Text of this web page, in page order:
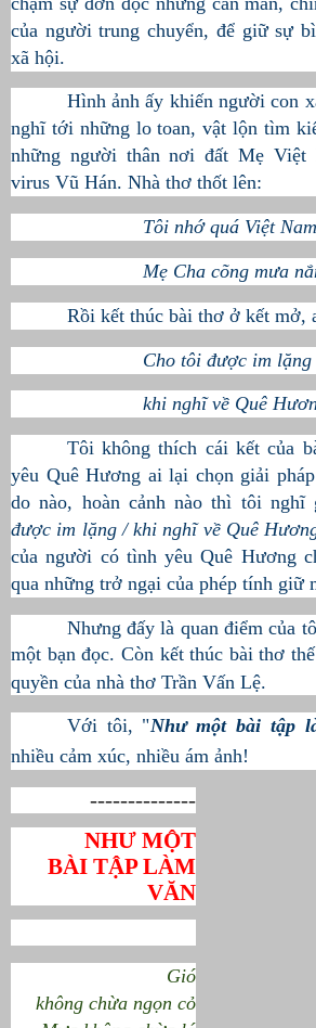
của người trung chuyển, để giữ sự
xã hội.
Hình ảnh ấy khiến người con
nghĩ tới những lo toan, vật lộn tìm
những người thân nơi đất Mẹ Việt
virus Vũ Hán. Nhà thơ thốt lên:
Tôi nhớ quá Việt Nam
Mẹ Cha cõng mưa
Rồi kết thúc bài thơ ở kết mở,
Cho tôi được im lặng
khi nghĩ về Quê
Tôi không thích cái kết của
yêu Quê Hương ai lại chọn giải
do nào, hoàn cảnh nào thì tôi nghĩ
được im lặng / khi nghĩ về Quê
của người có tình yêu Quê Hương
qua những trở ngại của phép tính giữ
Nhưng đấy là quan điểm của
một bạn đọc. Còn kết thúc bài thơ
quyền của nhà thơ Trần Vấn Lệ.
Với tôi, "Như một bài tập
nhiều cảm xúc, nhiều ám ảnh!
--------------
NHƯ MỘT
BÀI TẬP LÀM
VĂN
Gió
không chừa ngọn cỏ